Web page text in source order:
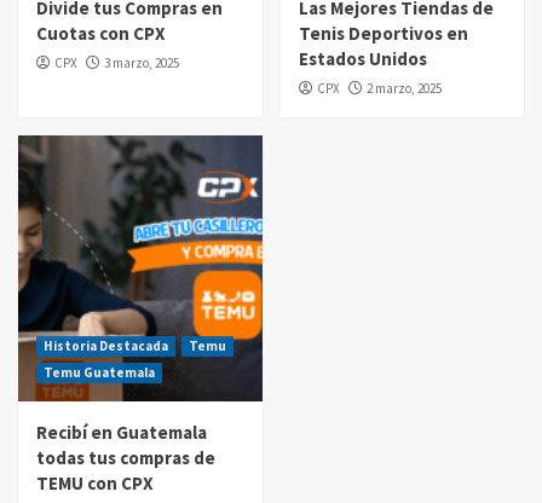
$20 de reintegro en tus compras Amazon
Prime Day Guatemala 2025
Divide tus Compras en
Cuotas con CPX
CPX 3 marzo, 2025
Las Mejores Tiendas de
Tenis Deportivos en
Estados Unidos
CPX 2 marzo, 2025
Historia Destacada
Temu
Temu Guatemala
Recibí en Guatemala
todas tus compras de
TEMU con CPX